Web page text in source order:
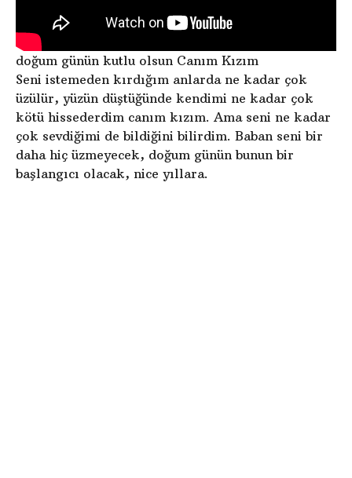
doğum günün kutlu olsun Canım Kızım
Seni istemeden kırdığım anlarda ne kadar çok
üzülür, yüzün düştüğünde kendimi ne kadar çok
kötü hissederdim canım kızım. Ama seni ne kadar
çok sevdiğimi de bildiğini bilirdim. Baban seni bir
daha hiç üzmeyecek, doğum günün bunun bir
başlangıcı olacak, nice yıllara.